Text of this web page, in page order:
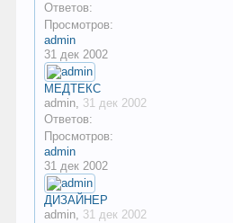
Ответов:
Просмотров:
admin
31 дек 2002
МЕДТЕКС
admin, 31 дек 2002
Ответов:
Просмотров:
admin
31 дек 2002
ДИЗАЙНЕР
admin, 31 дек 2002